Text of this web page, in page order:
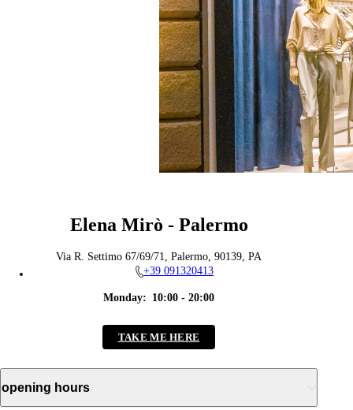
Elena Mirò - Palermo
Via R. Settimo 67/69/71, Palermo, 90139, PA
+39 091320413
Monday: 10:00 - 20:00
TAKE ME HERE
opening hours